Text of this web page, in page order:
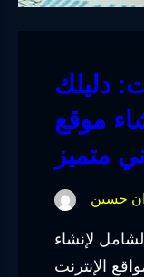
دليلك
موقع
متميز
حسين
لإنشاء
الإنترنت